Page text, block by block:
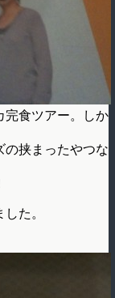
完食ツアー。しか
の挟まったやつな
た。